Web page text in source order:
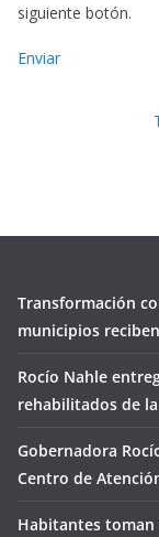
siguiente botón.
Enviar
Transformación
municipios
Rocío Nahle
rehabilitados de
Gobernadora
Centro de
Habitantes